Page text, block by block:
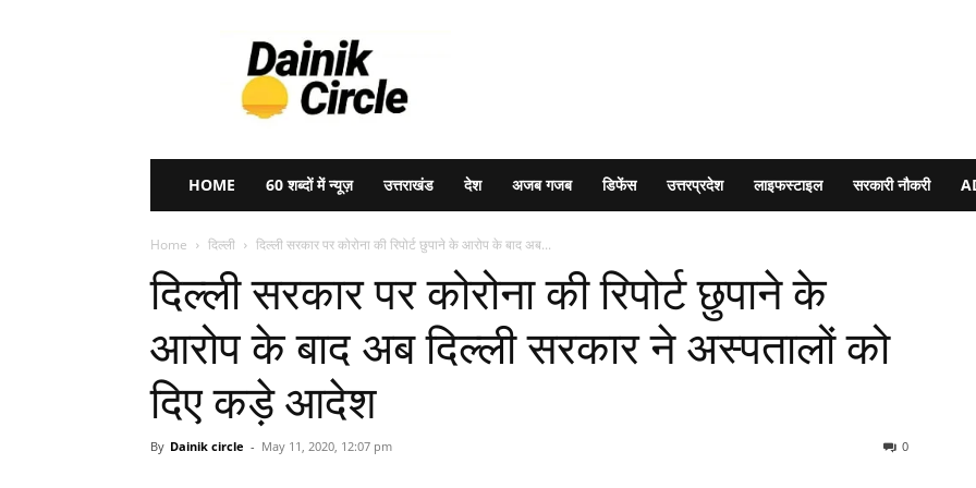
HOME 60 शब्दों में न्यूज़ उत्तराखंड देश अजब गजब डिफेंस उत्तरप्रदेश लाइफस्टाइल सरकारी नौकरी
Home दिल्ली दिल्ली सरकार पर कोरोना की रिपोर्ट छुपाने के आरोप के बाद अब...
दिल्ली सरकार पर कोरोना की रिपोर्ट छुपाने के
आरोप के बाद अब दिल्ली सरकार ने अस्पतालों को
दिए कड़े आदेश
By Dainik circle - May 11, 2020, 12:07 pm 0